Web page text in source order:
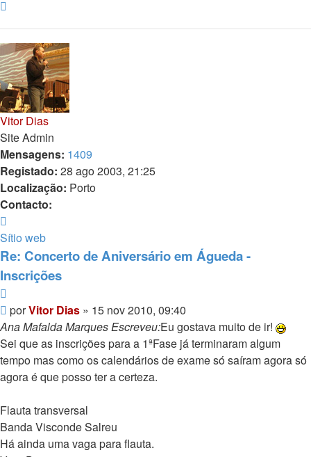
Vitor Dias
Site Admin
Mensagens: 1409
Registado: 28 ago 2003, 21:25
Localização: Porto
Contacto:
Vitor
Dias
Sítio web
Re: Concerto de Aniversário em Águeda -
Inscrições
Mensagem
porVitor Dias » 15 nov 2010, 09:40
Ana Mafalda Marques Escreveu:Eu gostava muito de ir!
Sei que as inscrições para a 1ªFase já terminaram algum
tempo mas como os calendários de exame só saíram agora só
agora é que posso ter a certeza.
Flauta transversal
Banda Visconde Salreu
Há ainda uma vaga para flauta.